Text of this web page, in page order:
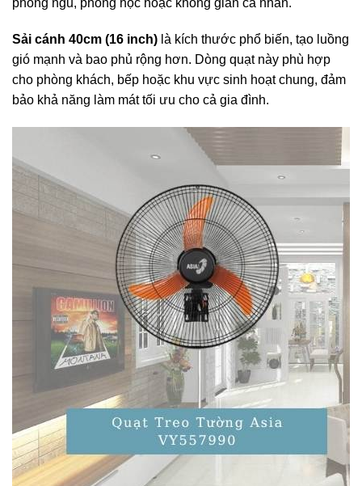
Sải cánh 40cm (16 inch) là kích thước phổ biến, tạo luồng
gió mạnh và bao phủ rộng hơn. Dòng quạt này phù hợp
cho phòng khách, bếp hoặc khu vực sinh hoạt chung, đảm
bảo khả năng làm mát tối ưu cho cả gia đình.